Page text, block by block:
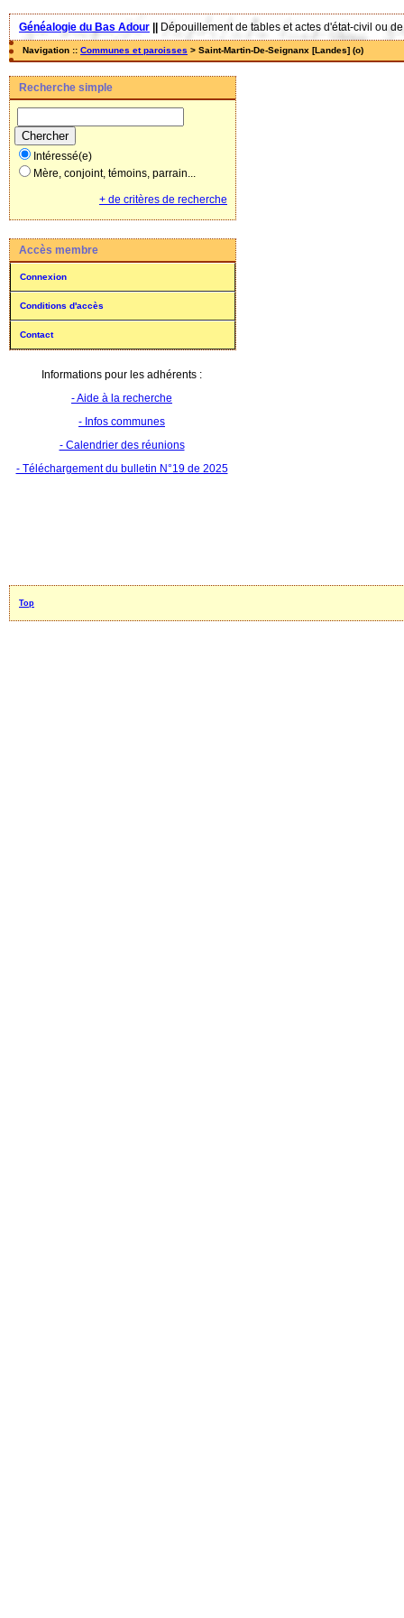
Généalogie du Bas Adour Dépouillement de tables et actes d'état-civil ou
Navigation :: Communes et paroisses > Saint-Martin-De-Seignanx [Landes] (o)
Recherche simple
Intéressé(e)
Mère, conjoint, témoins, parrain...
+ de critères de recherche
Accès membre
Connexion
Conditions d'accès
Contact
Informations pour les adhérents :
- Aide à la recherche
- Infos communes
- Calendrier des réunions
- Téléchargement du bulletin N°19 de 2025
Top